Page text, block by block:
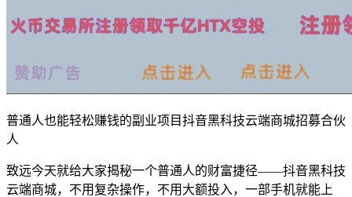
普通人也能轻松赚钱的副业项目抖音黑科技云端商城招募合伙
人
致远今天就给大家揭秘一个普通人的财富捷径——抖音黑科技
云端商城，不用复杂操作，不用大额投入，一部手机就能上